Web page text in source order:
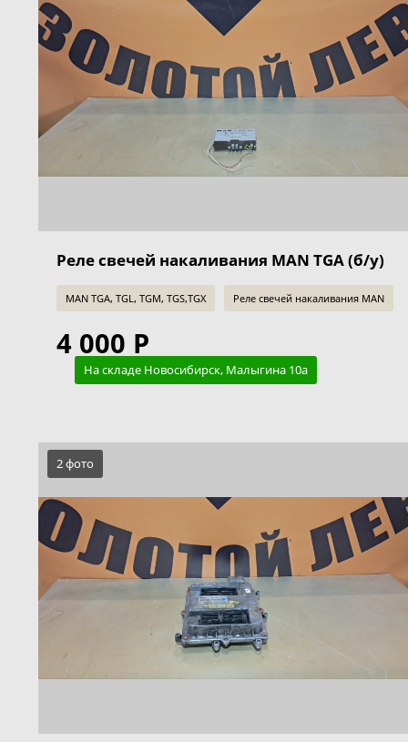
Реле свечей накаливания MAN TGA (б/у)
MAN TGA, TGL, TGM, TGS,TGX Реле свечей накаливания MAN
4 000 Р
На складе Новосибирск, Малыгина 10а
2 фото